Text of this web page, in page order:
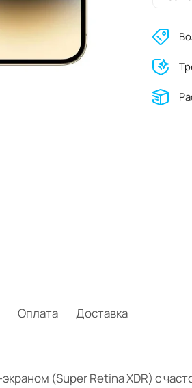
Оплата Доставка
(Super Retina XDR) с